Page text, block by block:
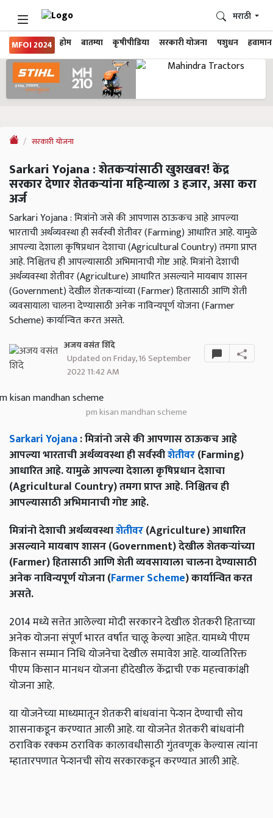
MFOI 2024 होम बातम्या कृषीपीडिया सरकारी योजना पशुधन हवामान
मराठी
सरकारी योजना
Sarkari Yojana : शेतकऱ्यांसाठी खुशखबर! केंद्र
सरकार देणार शेतकऱ्यांना महिन्याला 3 हजार, असा करा
अर्ज
Sarkari Yojana : मित्रांनो जसे की आपणास ठाऊकच आहे आपल्या
भारताची अर्थव्यवस्था ही सर्वस्वी शेतीवर (Farming) आधारित आहे. यामुळे
आपल्या देशाला कृषिप्रधान देशाचा (Agricultural Country) तमगा प्राप्त
आहे. निश्चितच ही आपल्यासाठी अभिमानाची गोष्ट आहे. मित्रांनो देशाची
अर्थव्यवस्था शेतीवर (Agriculture) आधारित असल्याने मायबाप शासन
(Government) देखील शेतकऱ्यांच्या (Farmer) हितासाठी आणि शेती
व्यवसायाला चालना देण्यासाठी अनेक नाविन्यपूर्ण योजना (Farmer
Scheme) कार्यान्वित करत असते.
अजय वसंत शिंदे
Updated on Friday, 16 September
2022 11:42 AM
pm kisan mandhan scheme
Sarkari Yojana: मित्रांनो जसे की आपणास ठाऊकच आहे
आपल्या भारताची अर्थव्यवस्था ही सर्वस्वीशेतीवर(Farming)
आधारित आहे. यामुळे आपल्या देशाला कृषिप्रधान देशाचा
(Agricultural Country) तमगा प्राप्त आहे. निश्चितच ही
आपल्यासाठी अभिमानाची गोष्ट आहे.
मित्रांनो देशाची अर्थव्यवस्थाशेतीवर(Agriculture) आधारित
असल्याने मायबाप शासन (Government) देखील शेतकऱ्यांच्या
(Farmer) हितासाठी आणि शेती व्यवसायाला चालना देण्यासाठी
अनेक नाविन्यपूर्ण योजना (Farmer Scheme) कार्यान्वित करत
असते.
2014 मध्ये सत्तेत आलेल्या मोदी सरकारने देखील शेतकरी हिताच्या
अनेक योजना संपूर्ण भारत वर्षात चालू केल्या आहेत. यामध्ये पीएम
किसान सम्मान निधि योजनेचा देखील समावेश आहे. याव्यतिरिक्त
पीएम किसान मानधन योजना हीदेखील केंद्राची एक महत्त्वाकांक्षी
योजना आहे.
या योजनेच्या माध्यमातून शेतकरी बांधवांना पेन्शन देण्याची सोय
शासनाकडून करण्यात आली आहे. या योजनेत शेतकरी बांधवांनी
ठराविक रक्कम ठराविक कालावधीसाठी गुंतवणूक केल्यास त्यांना
म्हातारपणात पेन्शनची सोय सरकारकडून करण्यात आली आहे.